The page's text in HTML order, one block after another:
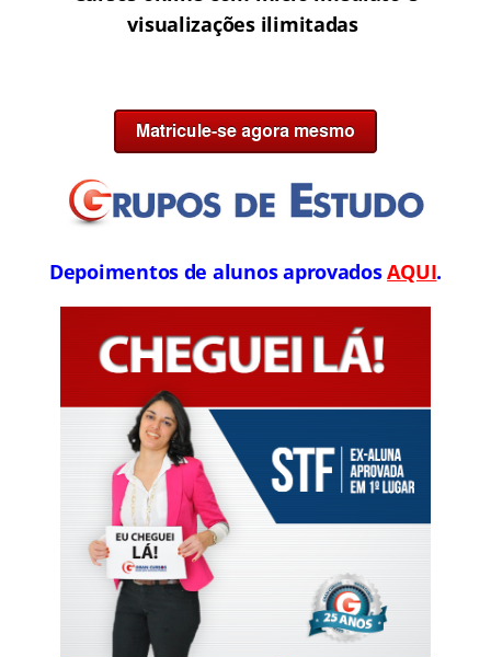
visualizações ilimitadas
Depoimentos de alunos aprovadosAQUI.